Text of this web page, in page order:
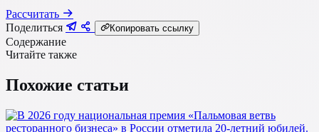
Рассчитать
Поделиться
Копировать ссылку
Содержание
Читайте также
Похожие статьи